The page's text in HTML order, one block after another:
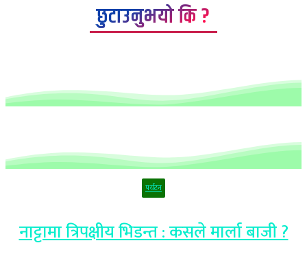
छुटाउनुभयो कि ?
पर्यटन
नाट्टामा त्रिपक्षीय भिडन्त : कसले मार्ला बाजी ?